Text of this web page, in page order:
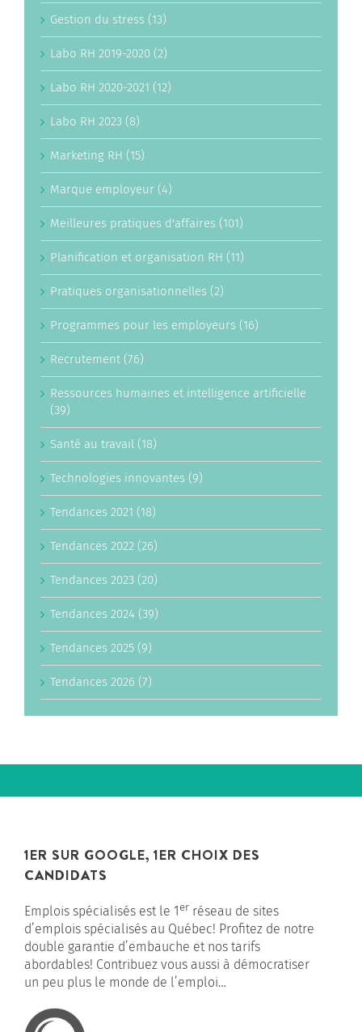
Gestion du stress (13)
Labo RH 2019-2020 (2)
Labo RH 2020-2021 (12)
Labo RH 2023 (8)
Marketing RH (15)
Marque employeur (4)
Meilleures pratiques d'affaires (101)
Planification et organisation RH (11)
Pratiques organisationnelles (2)
Programmes pour les employeurs (16)
Recrutement (76)
Ressources humaines et intelligence artificielle
(39)
Santé au travail (18)
Technologies innovantes (9)
Tendances 2021 (18)
Tendances 2022 (26)
Tendances 2023 (20)
Tendances 2024 (39)
Tendances 2025 (9)
Tendances 2026 (7)
1ER SUR GOOGLE, 1ER CHOIX DES
CANDIDATS
Emplois spécialisés est le 1 er réseau de sites
d’emplois spécialisés au Québec! Profitez de notre
double garantie d’embauche et nos tarifs
abordables! Contribuez vous aussi à démocratiser
un peu plus le monde de l’emploi…